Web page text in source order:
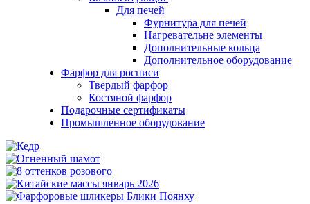
Для печей
Фурнитура для печей
Нагревательне элементы
Дополнительные кольца
Дополнительное оборудование
Фарфор для росписи
Твердый фарфор
Костяной фарфор
Подарочные сертификаты
Промышленное оборудование